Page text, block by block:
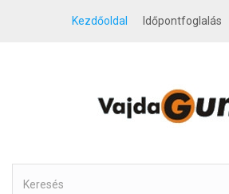
Kezdőoldal Időpontfoglalás